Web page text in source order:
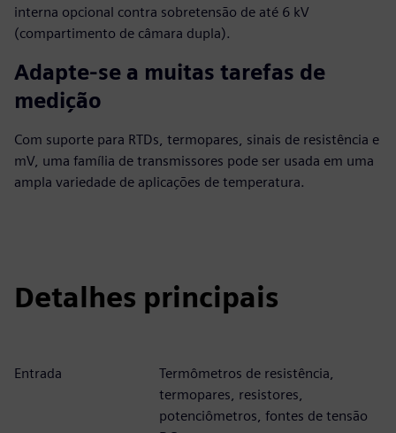
interna opcional contra sobretensão de até 6 kV
(compartimento de câmara dupla).
Adapte-se a muitas tarefas de
medição
Com suporte para RTDs, termopares, sinais de resistência e
mV, uma família de transmissores pode ser usada em uma
ampla variedade de aplicações de temperatura.
Detalhes principais
Entrada
Termômetros de resistência,
termopares, resistores,
potenciômetros, fontes de tensão